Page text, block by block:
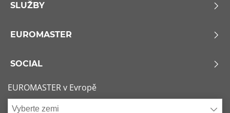
Dojezdové (0)
SLUŽBY
EUROMASTER
SOCIAL
EUROMASTER v Evropě
Vyberte zemi